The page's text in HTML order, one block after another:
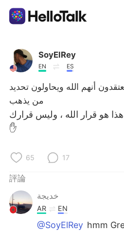
語言交換應用
AI Grammar Checker
繁體中文
Español
Français
日本語 한국어
SoyElRey
EN ES
أنهم الله ويحاولون تحديد
من يذهب
هو قرار الله ، وليس قرارك.
✋
65 17
評論
خديجة
AR EN
@SoyElRey hmm